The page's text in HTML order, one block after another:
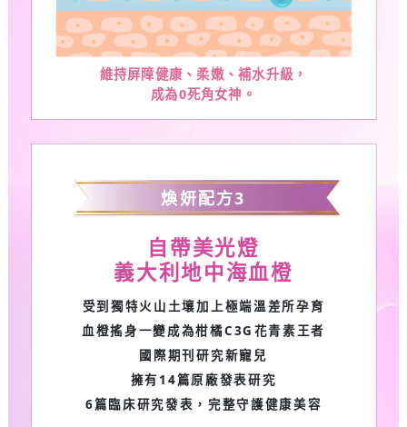
維持屏障健康、柔嫩、補水升級，
成為0死角女神。
煥妍配方3
自帶美光燈
義大利地中海血橙
受到獨特火山土壤加上極端溫差所孕育
血橙搖身一變成為柑橘C3G花青素王者
國際期刊研究新寵兒
擁有14篇原廠發表研究
6篇臨床研究發表，完整守護健康美容